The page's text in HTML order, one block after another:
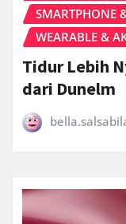
SMARTPHONE
WEARABLE &
Tidur Lebih
dari Dunelm